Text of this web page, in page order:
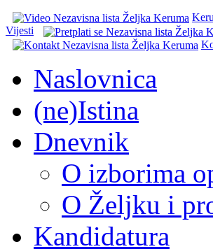
Vijesti
Naslovnica
(ne)Istina
Dnevnik
O izborima
O Željku i
Kandidatura